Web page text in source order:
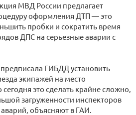
МВД России предлагает
оформления ДТП — это
пробки и сократить время
ДПС на серьезные аварии с
ГИБДД установить
экипажей на место
это сделать крайне сложно,
загруженности инспекторов
объясняют в ГАИ.